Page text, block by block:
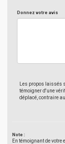
Donnez votre avis
Les propos laissés
témoigner d'une
déplacé, contraire
Note :
En témoignant de